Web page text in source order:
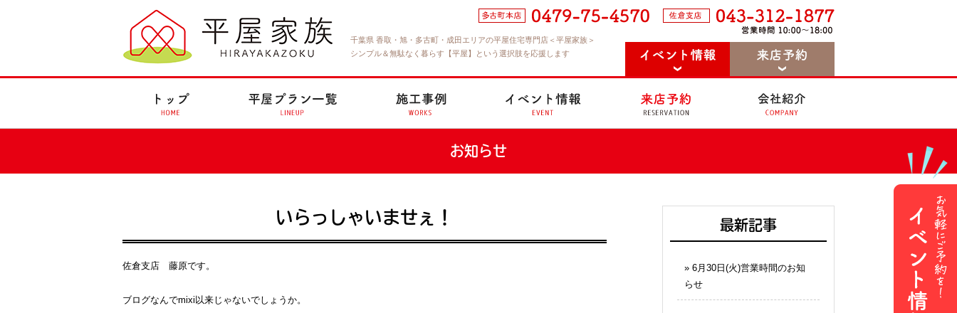
千葉県 香取・旭・多古町・成田エリアの平屋住宅専門店＜平屋家族＞
シンプル＆無駄なく暮らす【平屋】という選択肢を応援します
お知らせ
いらっしゃいませぇ！
佐倉支店 藤原です。
ブログなんでmixi以来じゃないでしょうか。
最新記事
» 6月30日(火)営業時間のお知
らせ